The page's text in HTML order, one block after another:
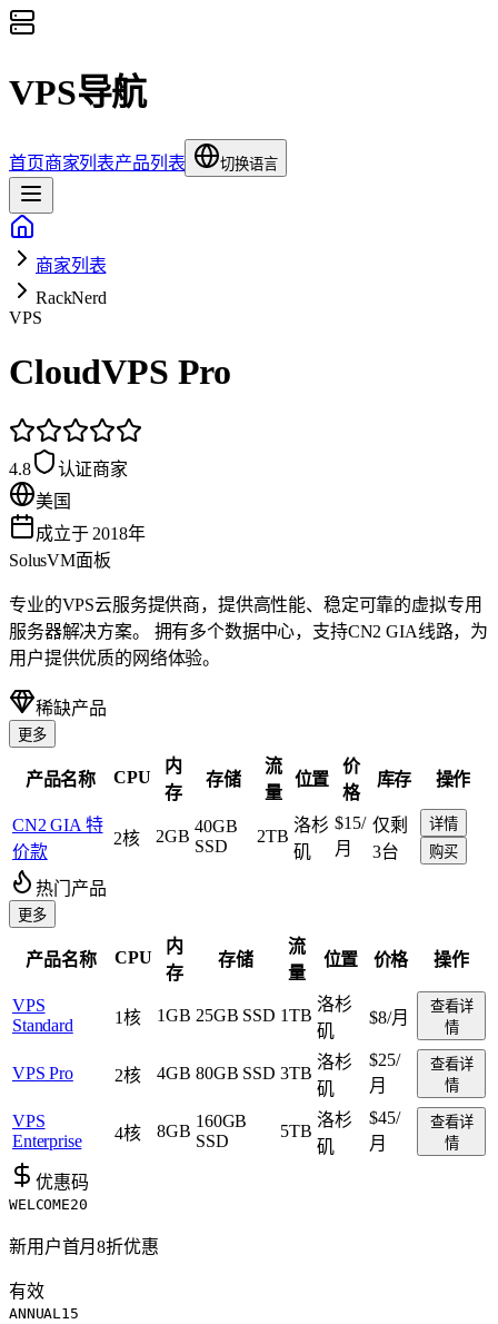
VPS导航
首页商家列表产品列表 切换语言
商家列表
RackNerd
VPS
CloudVPS Pro
4.8
认证商家
美国
成立于 2018年
SolusVM面板
专业的VPS云服务提供商，提供高性能、稳定可靠的虚拟专用
服务器解决方案。 拥有多个数据中心，支持CN2 GIA线路，为
用户提供优质的网络体验。
稀缺产品
更多
产品名称 CPU
内
存
存储
流
量
位置
价
格
库存 操作
CN2 GIA 特
价款
2核 2GB
40GB
SSD
2TB
洛杉
矶
$15/
月
仅剩
3台
详情
购买
热门产品
更多
产品名称 CPU
内
存
存储
流
量
位置 价格 操作
VPS
Standard
1核 1GB 25GB SSD 1TB
洛杉
矶
$8/月
查看详
情
VPS Pro 2核 4GB 80GB SSD 3TB
洛杉
矶
$25/
月
查看详
情
VPS
Enterprise
4核 8GB
160GB
SSD
5TB
洛杉
矶
$45/
月
查看详
情
优惠码
WELCOME20
新用户首月8折优惠
有效
ANNUAL15